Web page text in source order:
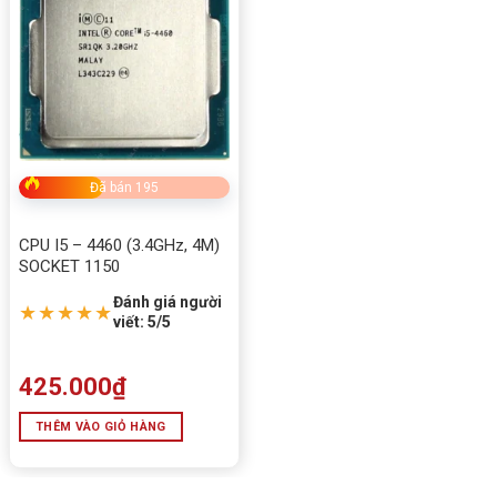
Đã bán 195
CPU I5 – 4460 (3.4GHz, 4M)
SOCKET 1150
★★★★★Đánh giá người
viết: 5/5
425.000₫
THÊM VÀO GIỎ HÀNG